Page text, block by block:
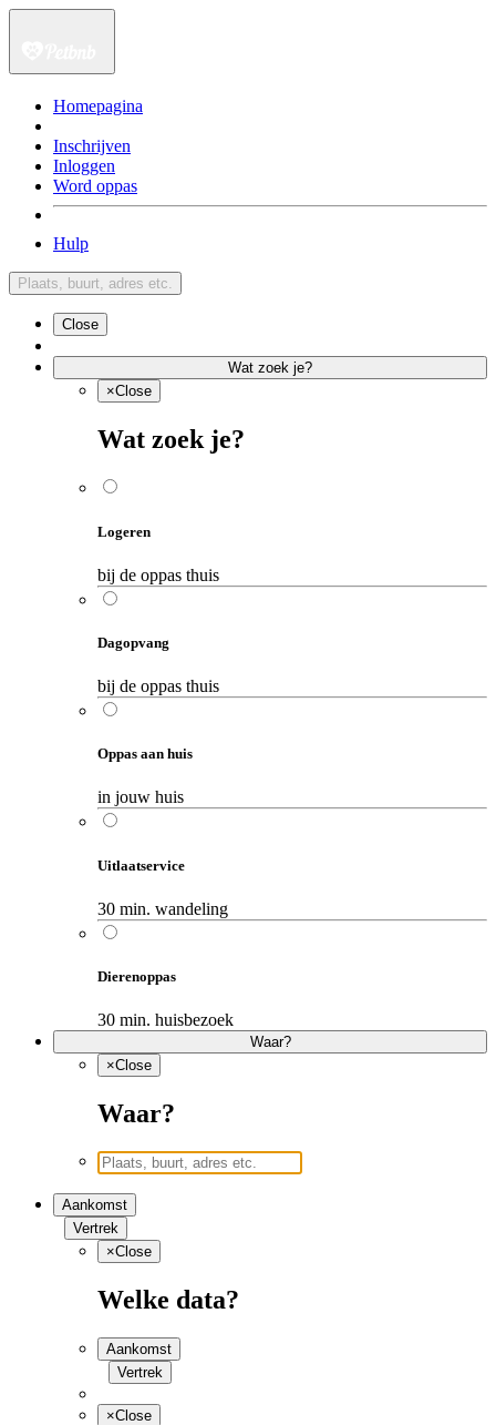
Homepagina
Inschrijven
Inloggen
Word oppas
Hulp
Plaats, buurt, adres etc.
Close
Wat zoek je?
×Close
Wat zoek je?
Logeren
bij de oppas thuis
Dagopvang
bij de oppas thuis
Oppas aan huis
in jouw huis
Uitlaatservice
30 min. wandeling
Dierenoppas
30 min. huisbezoek
Waar?
×Close
Waar?
Aankomst
Vertrek
×Close
Welke data?
Aankomst
Vertrek
×Close